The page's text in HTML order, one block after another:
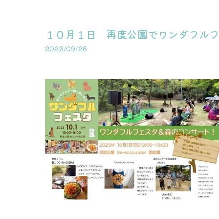
１０月１日 再度公園でワンダフル
2023/09/26